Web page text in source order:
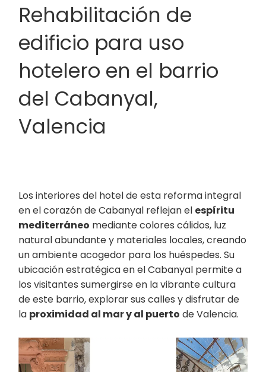
Rehabilitación de
edificio para uso
hotelero en el barrio
del Cabanyal,
Valencia
Los interiores del hotel de esta reforma integral
en el corazón de Cabanyal reflejan el espíritu
mediterráneo mediante colores cálidos, luz
natural abundante y materiales locales, creando
un ambiente acogedor para los huéspedes. Su
ubicación estratégica en el Cabanyal permite a
los visitantes sumergirse en la vibrante cultura
de este barrio, explorar sus calles y disfrutar de
la proximidad al mar y al puerto de Valencia.